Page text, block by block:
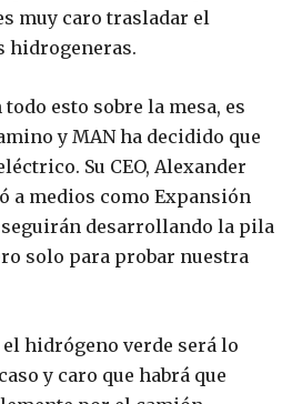
muy caro trasladar el
hidrogeneras.
todo esto sobre la mesa, es
y MAN ha decidido que
Su CEO, Alexander
a medios como Expansión
seguirán desarrollando la pila
solo para probar nuestra
hidrógeno verde será lo
y caro que habrá que